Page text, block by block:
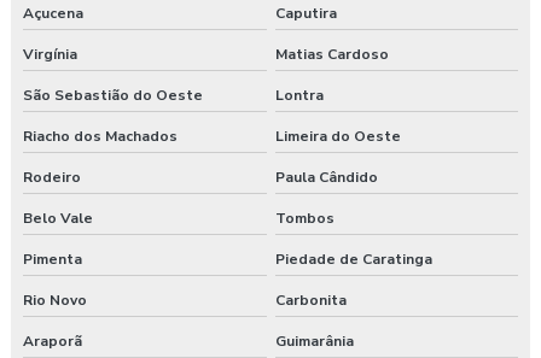
Açucena Caputira
Virgínia Matias Cardoso
São Sebastião do Oeste Lontra
Riacho dos Machados Limeira do Oeste
Rodeiro Paula Cândido
Belo Vale Tombos
Pimenta Piedade de Caratinga
Rio Novo Carbonita
Araporã Guimarânia